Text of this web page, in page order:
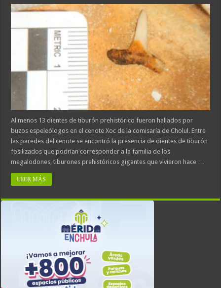
Al menos 13 dientes de tiburón prehistórico fueron hallados por
buzos espeleólogos en el cenote Xoc de la comisaría de Cholul. Entre
las paredes del cenote se encontró la presencia de dientes de tiburón
fosilizados que podrían corresponder a la familia de los
megalodones, tiburones prehistóricos gigantes que vivieron hace …
LEER MÁS